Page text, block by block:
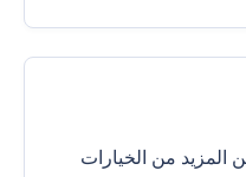
المزيد من الخيارات